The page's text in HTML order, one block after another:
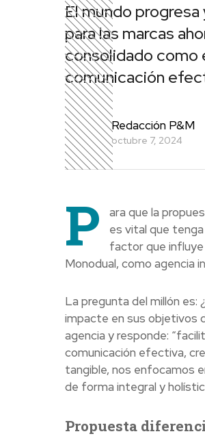
El mundo
para las marcas
consolidado como
comunicación
Redacción P&M
octubre 7, 2024
P
ara que la
es vital que
factor que influye
Monodual, como agencia
La pregunta del millón es:
impacte en sus objetivos
agencia y responde:
comunicación efectiva,
tangible, nos enfocamos
de forma integral y
Propuesta